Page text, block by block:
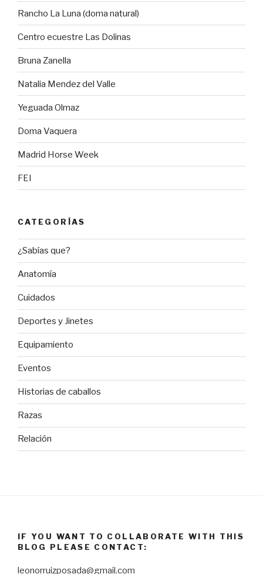
Rancho La Luna (doma natural)
Centro ecuestre Las Dolinas
Bruna Zanella
Natalia Mendez del Valle
Yeguada Olmaz
Doma Vaquera
Madrid Horse Week
FEI
CATEGORÍAS
¿Sabías que?
Anatomía
Cuidados
Deportes y Jinetes
Equipamiento
Eventos
Historias de caballos
Razas
Relación
IF YOU WANT TO COLLABORATE WITH THIS
BLOG PLEASE CONTACT:
leonorruizposada@gmail.com